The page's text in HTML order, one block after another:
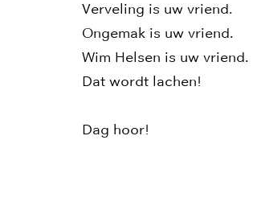
Verveling is uw vriend.
Ongemak is uw vriend.
Wim Helsen is uw vriend.
Dat wordt lachen!
Dag hoor!